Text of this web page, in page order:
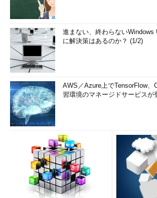
進まない、終わらないWindows
に解決策はあるのか？ (1/2)
AWS／Azure上でTensorFlow
習環境のマネージドサービスが